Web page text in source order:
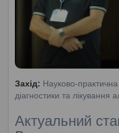
Захід: Науково-
діагностики та лікування
Актуальний